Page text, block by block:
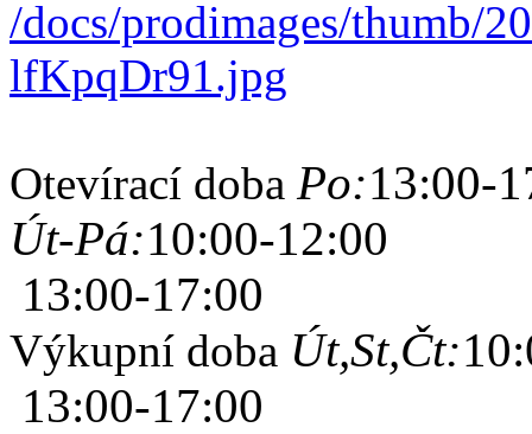
Otevírací doba Po:13:00-
Út-Pá:10:00-12:00
13:00-17:00
Výkupní doba Út,St,Čt:
13:00-17:00